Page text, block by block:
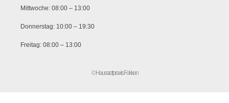
Mittwoche: 08:00 – 13:00
Donnerstag: 10:00 – 19:30
Freitag: 08:00 – 13:00
© Hausarztpraxis Fokken